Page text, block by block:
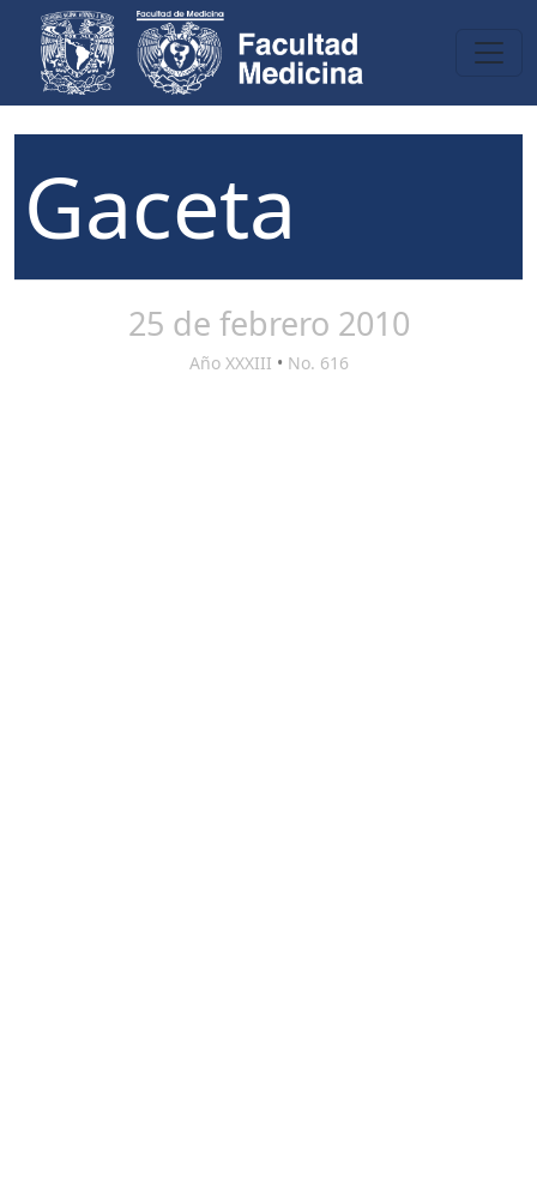
Gaceta
25 de febrero 2010
Año XXXIII • No. 616